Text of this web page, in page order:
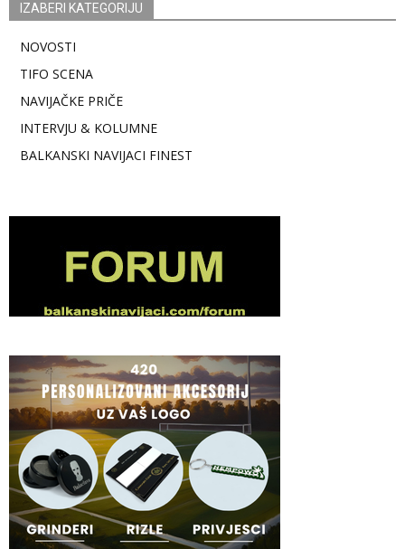
IZABERI KATEGORIJU
NOVOSTI
TIFO SCENA
NAVIJAČKE PRIČE
INTERVJU & KOLUMNE
BALKANSKI NAVIJACI FINEST